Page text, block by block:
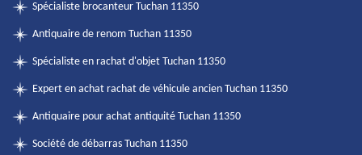
Spécialiste brocanteur Tuchan 11350
Antiquaire de renom Tuchan 11350
Spécialiste en rachat d'objet Tuchan 11350
Expert en achat rachat de véhicule ancien Tuchan 11350
Antiquaire pour achat antiquité Tuchan 11350
Société de débarras Tuchan 11350